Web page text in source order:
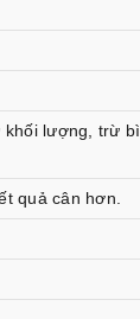
lượng, trừ bì,
quả cân hơn.